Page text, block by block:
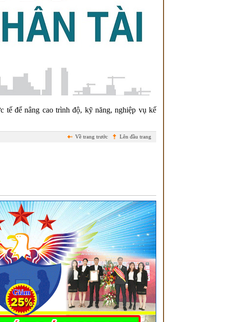
tế để nâng cao trình độ, kỹ năng, nghiệp vụ kế
Lên đầu trang
Về trang trước